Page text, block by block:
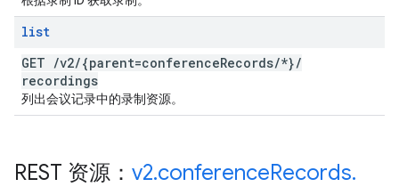
list
GET /v2/{parent=conferenceRecords/*}/
recordings
列出会议记录中的录制资源。
REST 资源： v2.conferenceRecords.